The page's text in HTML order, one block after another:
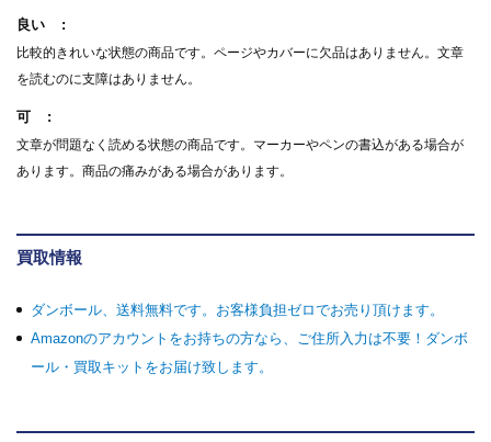
良い
比較的きれいな状態の商品です。ページやカバーに欠品はありません。文章
を読むのに支障はありません。
可
文章が問題なく読める状態の商品です。マーカーやペンの書込がある場合が
あります。商品の痛みがある場合があります。
買取情報
ダンボール、送料無料です。お客様負担ゼロでお売り頂けます。
Amazonのアカウントをお持ちの方なら、ご住所入力は不要！ダンボ
ール・買取キットをお届け致します。